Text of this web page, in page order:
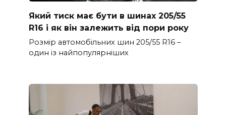
Який тиск має бути в шинах 205/55
R16 і як він залежить від пори року
Розмір автомобільних шин 205/55 R16 –
один із найпопулярніших